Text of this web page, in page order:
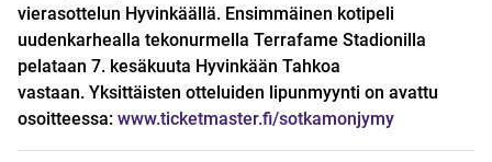
vierasottelun Hyvinkäällä. Ensimmäinen kotipeli
uudenkarhealla tekonurmella Terrafame Stadionilla
pelataan 7. kesäkuuta Hyvinkään Tahkoa
vastaan. Yksittäisten otteluiden lipunmyynti on avattu
osoitteessa: www.ticketmaster.fi/sotkamonjymy